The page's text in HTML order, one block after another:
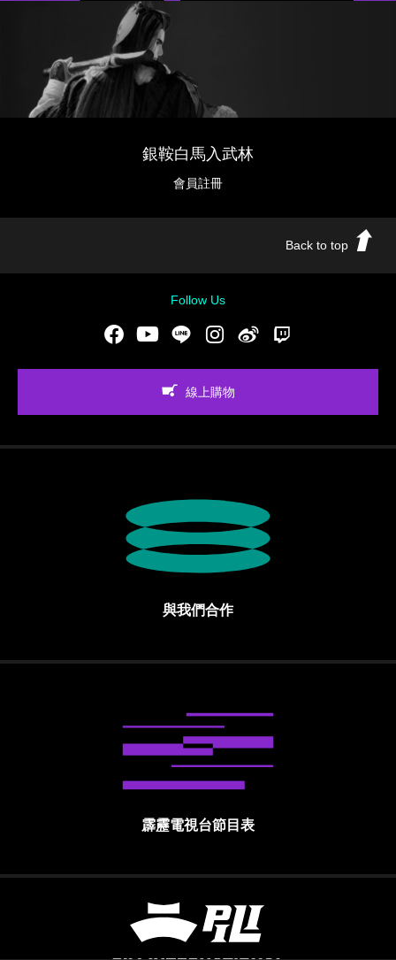
銀鞍白馬入武林
會員註冊
Back to top
Follow Us
FacebookYoutubeLINE Instgram新浪微博
線上購物
與我們合作
霹靂電視台節目表
霹靂國際多媒體股份有限公司 PILI